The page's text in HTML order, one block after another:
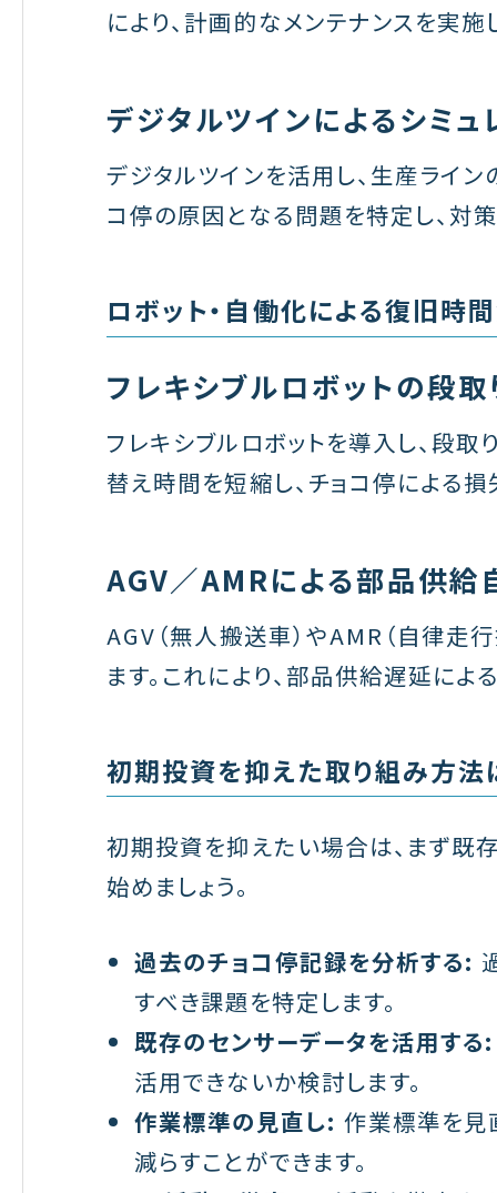
により、計画的なメンテナンスを実施
デジタルツインによるシミュ
デジタルツインを活用し、生産ライン
コ停の原因となる問題を特定し、対
ロボット・自働化による復旧時
フレキシブルロボットの段
フレキシブルロボットを導入し、段取
替え時間を短縮し、チョコ停による損
AGV／AMRによる部品供給
AGV（無人搬送車）やAMR（自律走
ます。これにより、部品供給遅延によ
初期投資を抑えた取り組み方法
初期投資を抑えたい場合は、まず既
始めましょう。
過去のチョコ停記録を分析する:
すべき課題を特定します。
既存のセンサーデータを活用する:
活用できないか検討します。
作業標準の見直し: 作業標準を見
減らすことができます。